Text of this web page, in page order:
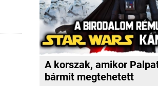
A korszak, amikor
bármit megtehetett